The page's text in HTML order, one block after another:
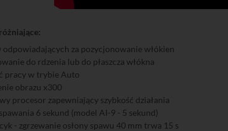
za pozycjonowanie włókien
do rdzenia lub do płaszcza włókna
pracy w trybie Auto
obrazu x300
procesor zapewniający szybkość działania
6 sekund (model AI-9 - 5 sekund)
- zgrzewanie osłony spawu 40 mm trwa 15 s